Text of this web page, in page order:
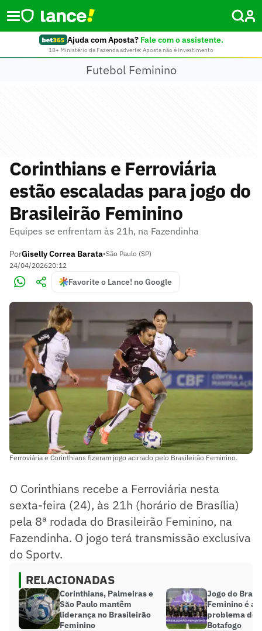
Ajuda com Aposta? Fale com o assistente.
18+ Ministério da Fazenda adverte: Aposta não é investimento
Futebol Feminino
Corinthians e Ferroviária
estão escaladas para jogo do
Brasileirão Feminino
Equipes se enfrentam às 21h, na Fazendinha
PorGiselly Correa Barata•São Paulo (SP)
24/04/202620:12
Favorite o Lance! no Google
Ferroviária e Corinthians fizeram jogo acirrado pelo Brasileirão Feminino.
O Corinthians recebe a Ferroviária nesta
sexta-feira (24), às 21h (horário de Brasília)
pela 8ª rodada do Brasileirão Feminino, na
Fazendinha. O jogo terá transmissão exclusiva
do Sportv.
RELACIONADAS
Corinthians, Palmeiras e
São Paulo mantêm
liderança no Brasileirão
Feminino
Jogo do
Feminino é
problema de
Botafogo